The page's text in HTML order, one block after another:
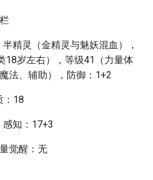
半精灵（金精灵与魅妖混血），
18岁左右），等级41（力量体
法、辅助），防御：1+2
：18
知：17+3
觉醒：无